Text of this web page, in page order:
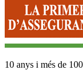
10 anys i més de